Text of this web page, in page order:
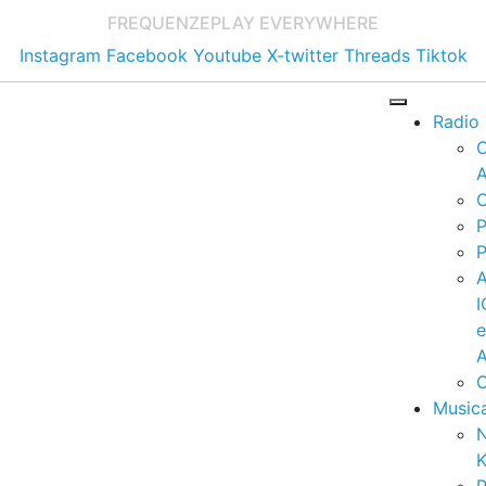
FREQUENZEPLAY EVERYWHERE
Instagram Facebook Youtube X-twitter Threads Tiktok
Radio
e